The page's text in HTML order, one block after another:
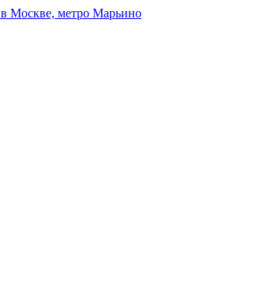
Москве, метро Марьино